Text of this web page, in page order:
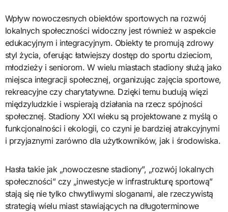
Wpływ nowoczesnych obiektów sportowych na rozwój
lokalnych społeczności widoczny jest również w aspekcie
edukacyjnym i integracyjnym. Obiekty te promują zdrowy
styl życia, oferując łatwiejszy dostęp do sportu dzieciom,
młodzieży i seniorom. W wielu miastach stadiony służą jako
miejsca integracji społecznej, organizując zajęcia sportowe,
rekreacyjne czy charytatywne. Dzięki temu budują więzi
międzyludzkie i wspierają działania na rzecz spójności
społecznej. Stadiony XXI wieku są projektowane z myślą o
funkcjonalności i ekologii, co czyni je bardziej atrakcyjnymi
i przyjaznymi zarówno dla użytkowników, jak i środowiska.
Hasła takie jak „nowoczesne stadiony”, „rozwój lokalnych
społeczności” czy „inwestycje w infrastrukturę sportową”
stają się nie tylko chwytliwymi sloganami, ale rzeczywistą
strategią wielu miast stawiających na długoterminowe